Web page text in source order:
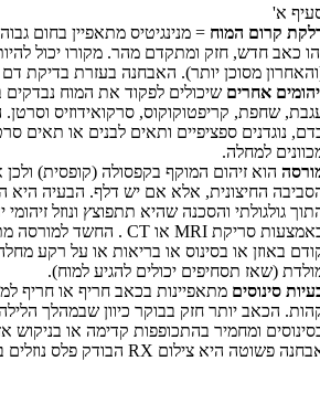
א'
קרום המוח = מנינגיטיס מתאפיין בחום
כאב חדש, חזק ומתקדם מהר. מקורו יכול להיות
מסוכן יותר). האבחנה בעזרת בדיקת דם
אחרים שיכולים לפקוד את המוח
שחפת, קריפטוקוקוס, סרקואידוזיס
נוגדנים ספציפיים ותאים לבנים או תאים
למחלה.
הוא זיהום המוקף בקפסולה (קופסית)
החיצונית, אלא אם יש דלף. הבעיה היא
גולגולתי והסכנה שהיא תתפוצץ ונוזל
סריקת MRI או CT . החשד למורסה
באוזן או בסינוס או בריאות או על רקע
(שאז תסחיפים יכולים להגיע למוח).
סינוסים מתאפיינות בכאב חריף או חריף
הכאב יותר חזק בבוקר כיוון שבמהלך
ומחמיר בהתכופפות קדימה או בניקוש
פשוטה היא צילום RX הבודק פלס נוזלים